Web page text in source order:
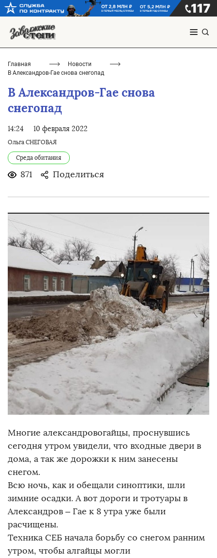
Главная
Новости
В Александров-Гае снова снегопад
В Александров-Гае снова
снегопад
14:24 10 февраля 2022
Ольга СНЕГОВАЯ
Среда обитания
871 Поделиться
Многие александровогайцы, проснувшись
сегодня утром увидели, что входные двери в
дома, а так же дорожки к ним занесены
снегом.
Всю ночь, как и обещали синоптики, шли
зимние осадки. А вот дороги и тротуары в
Александров – Гае к 8 утра уже были
расчищены.
Техника СЕБ начала борьбу со снегом ранним
утром, чтобы алгайцы могли